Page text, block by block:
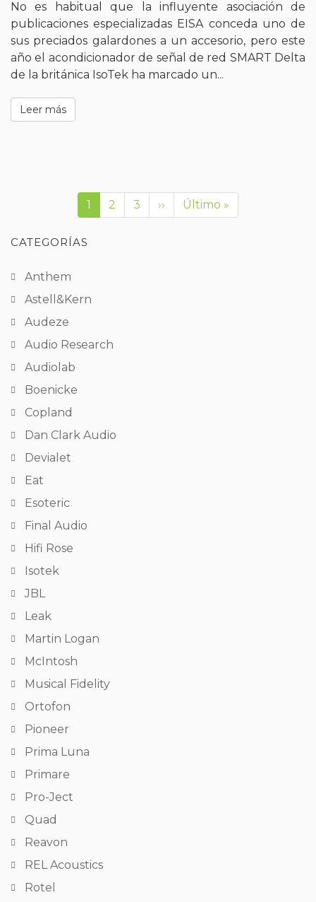
No es habitual que la influyente asociación de
publicaciones especializadas EISA conceda uno de
sus preciados galardones a un accesorio, pero este
año el acondicionador de señal de red SMART Delta
de la británica IsoTek ha marcado un...
Leer más
1 2 3 ›› Último »
CATEGORÍAS
Anthem
Astell&Kern
Audeze
Audio Research
Audiolab
Boenicke
Copland
Dan Clark Audio
Devialet
Eat
Esoteric
Final Audio
Hifi Rose
Isotek
JBL
Leak
Martin Logan
McIntosh
Musical Fidelity
Ortofon
Pioneer
Prima Luna
Primare
Pro-Ject
Quad
Reavon
REL Acoustics
Rotel